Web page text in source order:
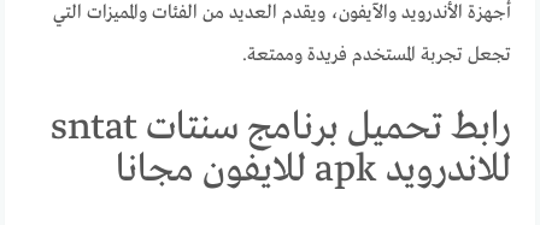
أجهزة الأندرويد والآيفون، ويقدم العديد من الفئات والمميزات التي
تجعل تجربة المستخدم فريدة وممتعة.
رابط تحميل برنامج سنتات sntat
للاندرويد apk للايفون مجانا